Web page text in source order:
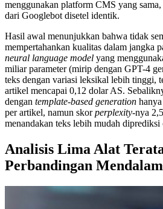
menggunakan platform CMS yang sama,
dari Googlebot disetel identik.
Hasil awal menunjukkan bahwa tidak
mempertahankan kualitas dalam jangka
neural language model yang
miliar parameter (mirip dengan GPT-4
teks dengan variasi leksikal lebih tinggi,
artikel mencapai 0,12 dolar AS.
dengan template-based generation
per artikel, namun skorperplexity-nya
menandakan teks lebih mudah
Analisis Lima Alat
Perbandingan Mendalam